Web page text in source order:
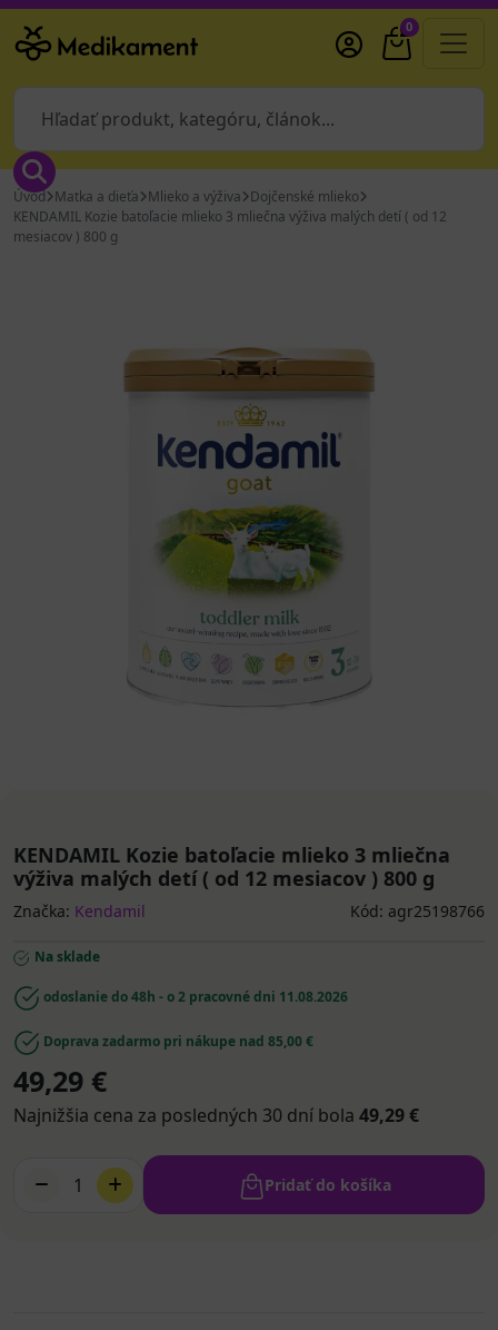
0
Úvod Matka a dieťa Mlieko a výživa Dojčenské mlieko
KENDAMIL Kozie batoľacie mlieko 3 mliečna výživa malých detí ( od 12
mesiacov ) 800 g
KENDAMIL Kozie batoľacie mlieko 3 mliečna
výživa malých detí ( od 12 mesiacov ) 800 g
Značka: Kendamil Kód: agr25198766
Na sklade
odoslanie do 48h - o 2 pracovné dni 11.08.2026
Doprava zadarmo pri nákupe nad 85,00 €
49,29 €
Najnižšia cena za posledných 30 dní bola 49,29 €
1 Pridať do košíka